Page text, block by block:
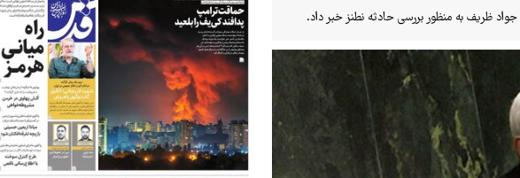
ظریف به منظور بررسی حادثه نطنز خبر داد.